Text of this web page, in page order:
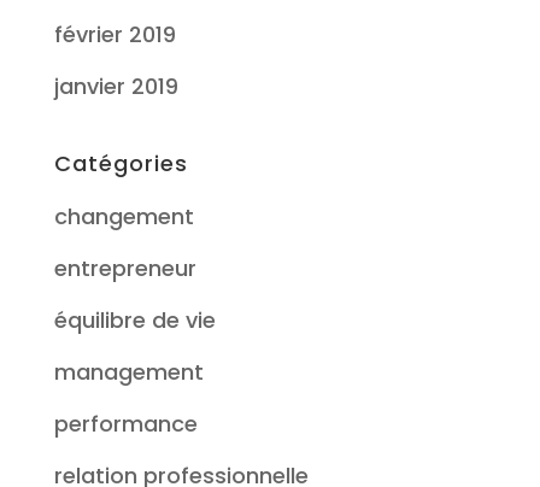
février 2019
janvier 2019
Catégories
changement
entrepreneur
équilibre de vie
management
performance
relation professionnelle